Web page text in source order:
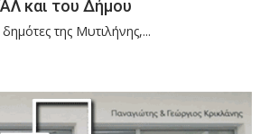
και του Δήμου
της Μυτιλήνης,...